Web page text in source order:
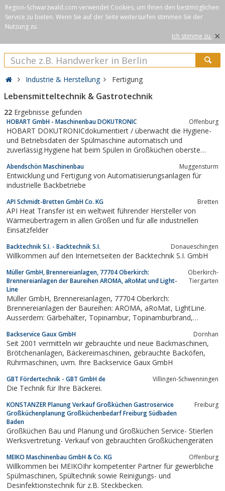
Region-Schwarzwald.com verwendet Cookies, um Ihnen den bestmöglichen
Service zu bieten. Wenn Sie auf der Seite weitersurfen stimmen Sie der
Nutzung zu.
Ich stimme zu. ×
Industrie & Herstellung Fertigung
Lebensmitteltechnik & Gastrotechnik
22 Ergebnisse gefunden
HOBART GmbH - Maschinenbau DOKUTRONIC Offenburg
HOBART DOKUTRONICdokumentiert / überwacht die Hygiene-
und Betriebsdaten der Spülmaschine automatisch und
zuverlässig.Hygiene hat beim Spülen in Großküchen oberste
HACCP erforderlichen Daten einer Spülmaschine einfach,
zuverlässig und automatisch dokumentiert.Damit gehen...
Abendschön Maschinenbau Muggensturm
Entwicklung und Fertigung von Automatisierungsanlagen für
industrielle Backbetriebe
API Schmidt-Bretten GmbH Co. KG Bretten
API Heat Transfer ist ein weltweit führender Hersteller von
Wärmeübertragern in allen Größen und für alle industriellen
Einsatzfelder
Backtechnik S.I. - Backtechnik S.I. Donaueschingen
Willkommen auf den Internetseiten der Backtechnik S.I. GmbH
Müller GmbH, Brennereianlagen, 77704 Oberkirch:
Brennereianlagen der Baureihen AROMA, aRoMat und Light-
Line
Oberkirch-
Tiergarten
Müller GmbH, Brennereianlagen, 77704 Oberkirch:
Brennereianlagen der Baureihen: AROMA, aRoMat, LightLine.
Ausserdem: Gärbehälter, Topinambur, Topinamburbrand,
Schlempepumpen, Kreiselpumpen, Schichtenfilter, Rundfilter,
Gärbottich, Maischbottich, Schankanlagen,...
Backservice Gaux GmbH Dornhan
Seit 2001 vermitteln wir gebrauchte und neue Backmaschinen,
Brötchenanlagen, Bäckereimaschinen, gebrauchte Backöfen,
Rührmaschinen, uvm. Ihre Backservice Gaux GmbH
GBT Fördertechnik - GBT GmbH de Villingen-Schwenningen
Die Technik für Ihre Bäckerei.
KONSTANZER Planung Verkauf Großküchen Gastroservice
Großküchenplanung Großküchenbedarf Freiburg Südbaden
Baden
Freiburg
Großküchen Bau und Planung und Großküchen Service- Stierlen
Werksvertretung- Verkauf von gebrauchten Großküchengeräten
MEIKO Maschinenbau GmbH & Co. KG Offenburg
Willkommen bei MEIKOIhr kompetenter Partner für gewerbliche
Spülmaschinen, Spültechnik sowie Reinigungs- und
Desinfektionstechnik für z.B. Steckbecken.